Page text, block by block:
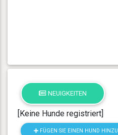
NEUIGKEITEN
[Keine Hunde registriert]
FÜGEN SIE EINEN HUND HINZU